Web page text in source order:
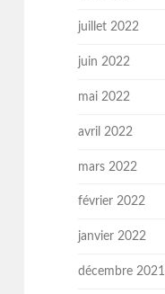
juillet 2022
juin 2022
mai 2022
avril 2022
mars 2022
février 2022
janvier 2022
décembre 2021